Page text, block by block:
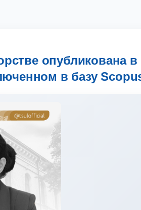
опубликована в
в базу